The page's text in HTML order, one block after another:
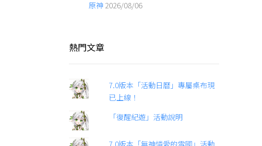
原神 2026/08/06
熱門文章
7.0版本「活動日曆」專屬桌布現
已上線！
「復醒紀遊」活動說明